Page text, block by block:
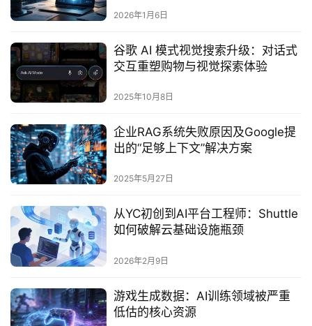
2026年1月6日
谷歌 AI 模式视觉搜索升级：对话式
交互重塑购物与视觉探索体验
2025年10月8日
企业RAG系统失败原因及Google提
出的“足够上下文”解决方案
2025年5月27日
从YC初创到AI平台工程师：Shuttle
如何破解云基础设施瓶颈
2026年2月9日
游戏生成数据：AI训练领域被严重
低估的核心资源